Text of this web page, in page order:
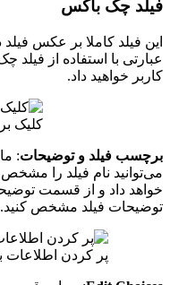
فیلد چک باکس
این فیلد کاملا بر عکس
عبارتی با استفاده از فیلد
کاربر خواهید داد.
کلیک
برچسب فیلد و توضیحات:
می‌توانید نام فیلد را مشخص
خواهد داد و از قسمت
توضیحات فیلد مشخص کنید.
پر کردن